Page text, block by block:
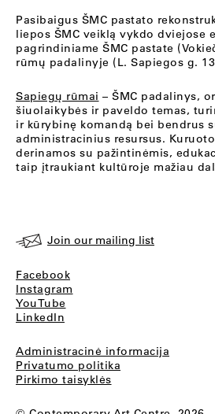
Pasibaigus ŠMC pastato
liepos ŠMC veiklą vykdo dviejose
pagrindiniame ŠMC pastate
rūmų padalinyje (L. Sapiegos g.
Sapiegų rūmai – ŠMC padalinys,
šiuolaikybės ir paveldo temas,
ir kūrybinę komandą bei bendrus
administracinius resursus.
derinamos su pažintinėmis,
taip įtraukiant kultūroje mažiau
Join our mailing list
Facebook
Instagram
YouTube
LinkedIn
Administracinė informacija
Privatumo politika
Pirkimo taisyklės